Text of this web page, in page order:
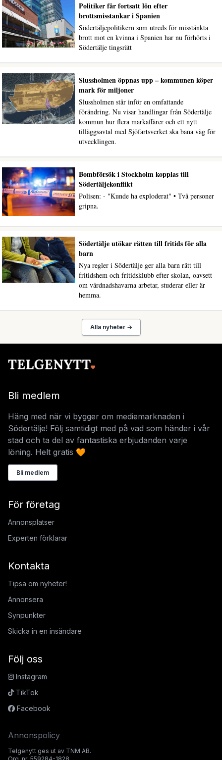
Politiker får fortsatt lön efter
brottsmisstankar i Spanien
Södertäljepolitikern som utreds för misstänkta
brott mot en kvinna i Spanien har nu förhörts i
Södertälje tingsrätt
Slussholmen öppnas upp – kommunen köper
mark för miljoner
Slussholmen står inför en omfattande
förändring. Nu visar handlingar från Södertälje
kommun hur flera markaffärer och ett nytt
tilläggsavtal med Sjöfartsverket ska bana väg för
utvecklingen.
Bombförsök i Stockholm kopplas till
Södertäljekonflikt
Polisen: - "Kunde ha exploderat" • Två personer
gripna.
Södertälje utökar rätten till fritids för alla
barn
Nya regler i Södertälje ger alla barn rätt till
fritidshem och fritidsklubb efter skolan, oavsett
om vårdnadshavarna arbetar, studerar eller är
hemma.
Alla nyheter →
Bli medlem
Häng med när vi bygger om mediemarknaden i
Södertälje! Följ samtidigt med på vad som händer i vår
stad och ta del av fantastiska erbjudanden varje
löning. Helt gratis 🧡
Bli medlem
För företag
Annonsplatser
Experten förklarar
Kontakta
Tipsa om nyheter!
Annonsera
Synpunkter
Skicka in en insändare
Följ oss
Instagram
TikTok
Facebook
Annonspolicy
Telgenytt ges ut av TNM AB.